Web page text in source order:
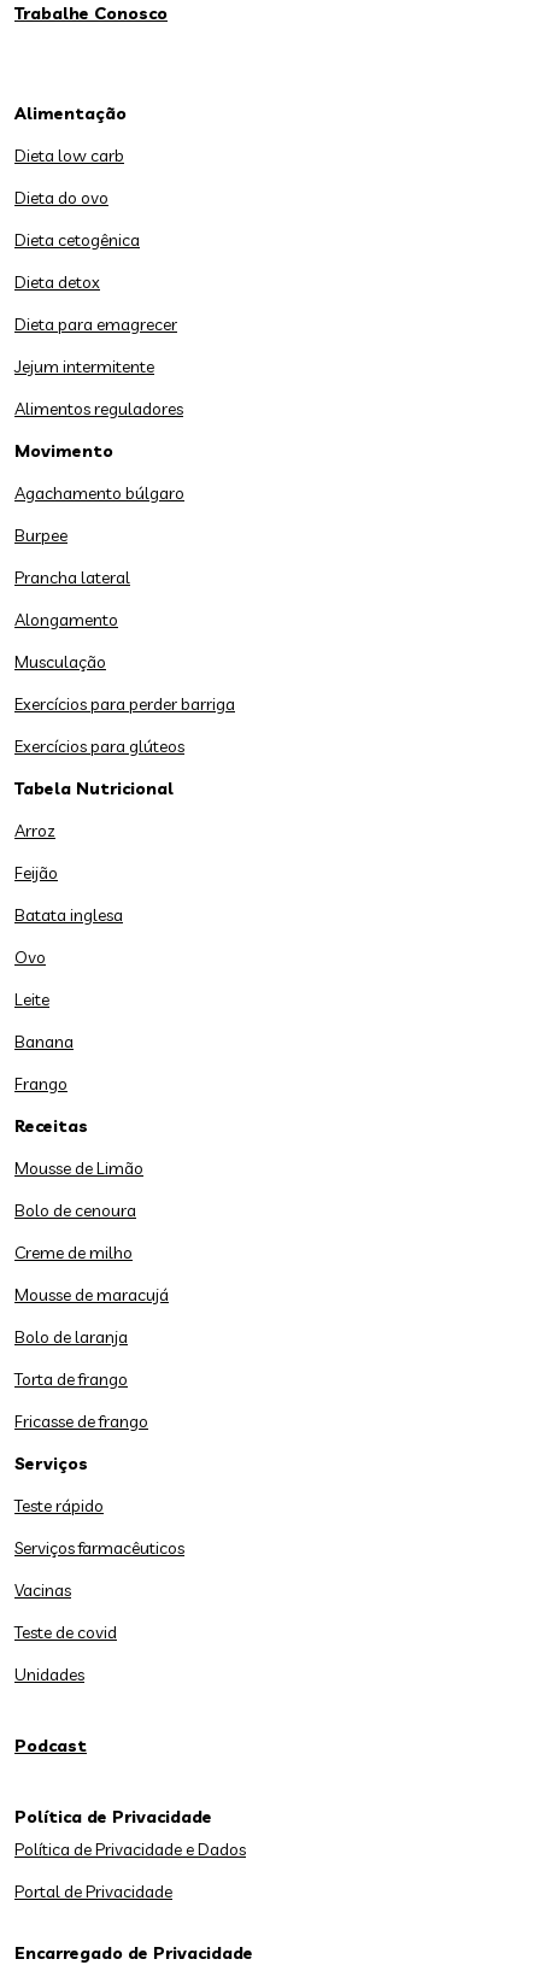
Trabalhe Conosco
Alimentação
Dieta low carb
Dieta do ovo
Dieta cetogênica
Dieta detox
Dieta para emagrecer
Jejum intermitente
Alimentos reguladores
Movimento
Agachamento búlgaro
Burpee
Prancha lateral
Alongamento
Musculação
Exercícios para perder barriga
Exercícios para glúteos
Tabela Nutricional
Arroz
Feijão
Batata inglesa
Ovo
Leite
Banana
Frango
Receitas
Mousse de Limão
Bolo de cenoura
Creme de milho
Mousse de maracujá
Bolo de laranja
Torta de frango
Fricasse de frango
Serviços
Teste rápido
Serviços farmacêuticos
Vacinas
Teste de covid
Unidades
Podcast
Política de Privacidade
Política de Privacidade e Dados
Portal de Privacidade
Encarregado de Privacidade